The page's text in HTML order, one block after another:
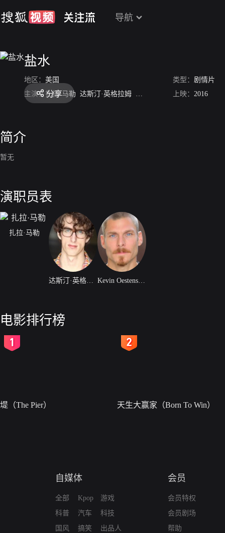
导航
盐水
地区： 美国 类型： 剧情片
主演： 扎拉·马勒 达斯汀·英格拉姆 Kevin Oestenstad
上映： 2016
分享
简介
暂无
演职员表
扎拉·马勒
电影排行榜
堤（The Pier） 天生大赢家（Born To Win）
自媒体
全部
科普
国风
Kpop
汽车
搞笑
游戏
科技
出品人
会员
会员特权
会员剧场
帮助